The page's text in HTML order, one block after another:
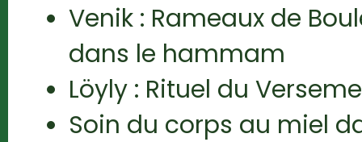
Venik : Rameaux de
dans le hammam
Löyly : Rituel du
Soin du corps au miel